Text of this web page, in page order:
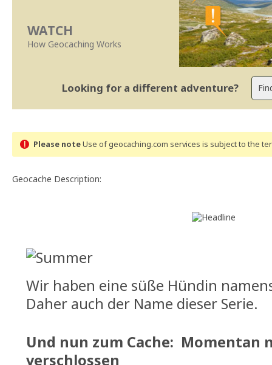
WATCH
How Geocaching Works
Looking for a different adventure?
Please noteUse of geocaching.com services is subject to the
Geocache Description:
Wir haben eine süße Hündin
Daher auch der Name dieser Serie.
Und nun zum Cache: Momentan
verschlossen